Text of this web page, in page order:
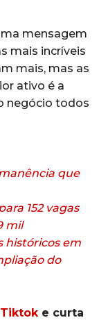
mensagem
mais incríveis
mais, mas as
ativo é a
negócio todos
que
152 vagas
mil
históricos em
do
Tiktoke curta